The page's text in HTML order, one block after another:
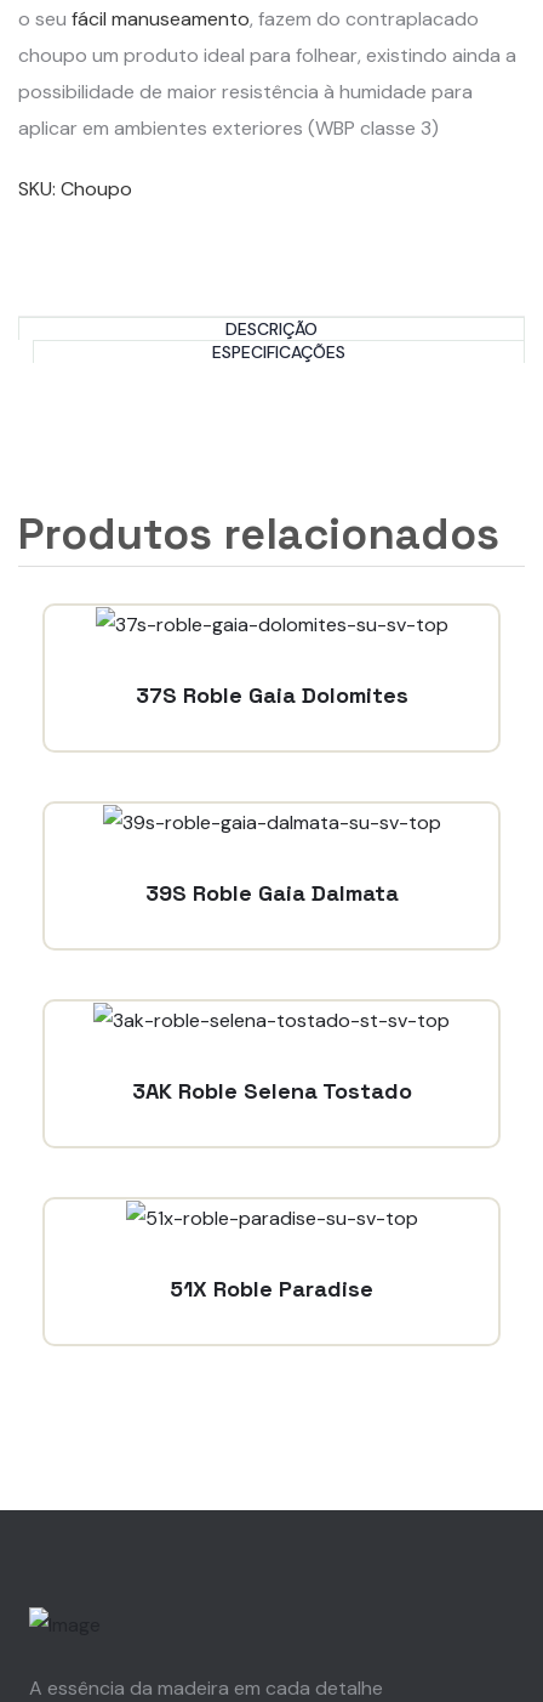
o seu fácil manuseamento, fazem do contraplacado
choupo um produto ideal para folhear, existindo ainda a
possibilidade de maior resistência à humidade para
aplicar em ambientes exteriores (WBP classe 3)
SKU: Choupo
DESCRIÇÃO
ESPECIFICAÇÕES
Produtos relacionados
37S Roble Gaia Dolomites
39S Roble Gaia Dalmata
3AK Roble Selena Tostado
51X Roble Paradise
A essência da madeira em cada detalhe